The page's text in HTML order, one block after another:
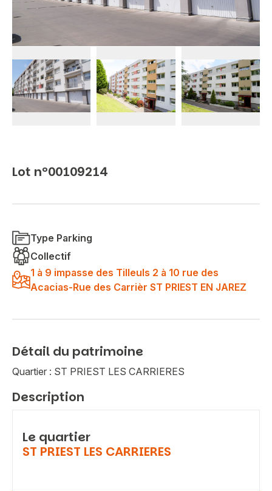
Lot n°00109214
Type Parking
Collectif
1 à 9 impasse des Tilleuls 2 à 10 rue des
Acacias-Rue des Carrièr ST PRIEST EN JAREZ
Détail du patrimoine
Quartier : ST PRIEST LES CARRIERES
Description
Le quartier
ST PRIEST LES CARRIERES